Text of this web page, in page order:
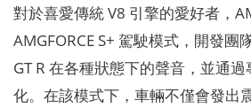
對於喜愛傳統 V8 引擎的愛好者，
AMGFORCE S+ 駕駛模式，開發團
GT R 在各種狀態下的聲音，並通
化。在該模式下，車輛不僅會發出